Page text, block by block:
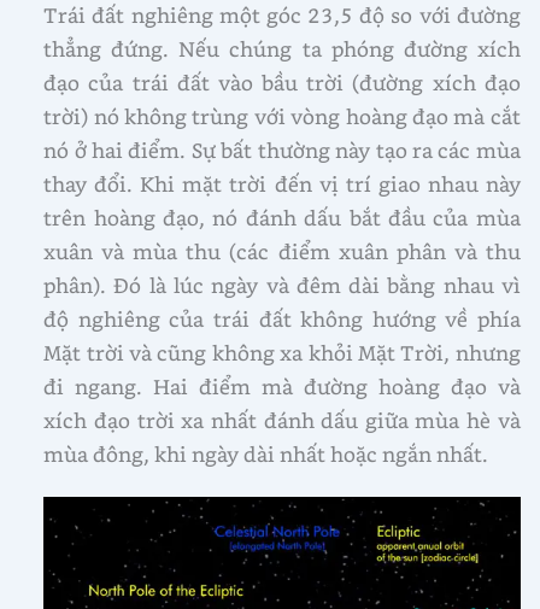
Trái đất nghiêng một góc 23,5 độ so với đường
thẳng đứng. Nếu chúng ta phóng đường xích
đạo của trái đất vào bầu trời (đường xích đạo
trời) nó không trùng với vòng hoàng đạo mà cắt
nó ở hai điểm. Sự bất thường này tạo ra các mùa
thay đổi. Khi mặt trời đến vị trí giao nhau này
trên hoàng đạo, nó đánh dấu bắt đầu của mùa
xuân và mùa thu (các điểm xuân phân và thu
phân). Đó là lúc ngày và đêm dài bằng nhau vì
độ nghiêng của trái đất không hướng về phía
Mặt trời và cũng không xa khỏi Mặt Trời, nhưng
đi ngang. Hai điểm mà đường hoàng đạo và
xích đạo trời xa nhất đánh dấu giữa mùa hè và
mùa đông, khi ngày dài nhất hoặc ngắn nhất.